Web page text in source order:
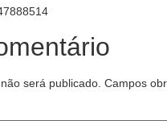
será publicado. Campos